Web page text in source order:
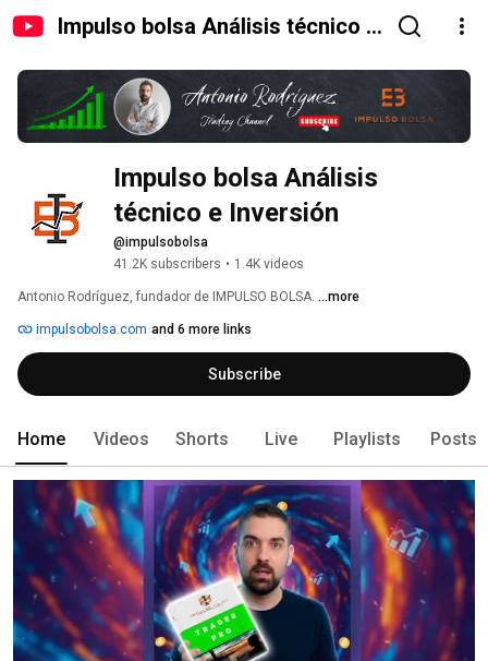
Impulso bolsa Análisis técnico e
Impulso bolsa Análisis
técnico e Inversión
@impulsobolsa
41.2K subscribers • 1.4K videos
Antonio Rodríguez, fundador de IMPULSO BOLSA. ...more
impulsobolsa.com and 6 more links
Subscribe
Home Videos Shorts Live Playlists Posts